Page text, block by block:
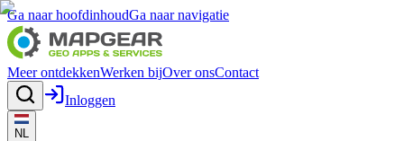
Ga naar hoofdinhoudGa naar navigatie
Meer ontdekkenWerken bijOver onsContact
Inloggen
NL